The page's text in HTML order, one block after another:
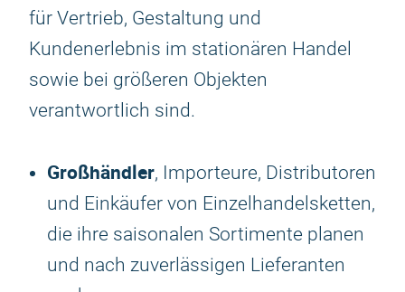
für Vertrieb, Gestaltung und
Kundenerlebnis im stationären Handel
sowie bei größeren Objekten
verantwortlich sind.
Großhändler, Importeure, Distributoren
und Einkäufer von Einzelhandelsketten,
die ihre saisonalen Sortimente planen
und nach zuverlässigen Lieferanten